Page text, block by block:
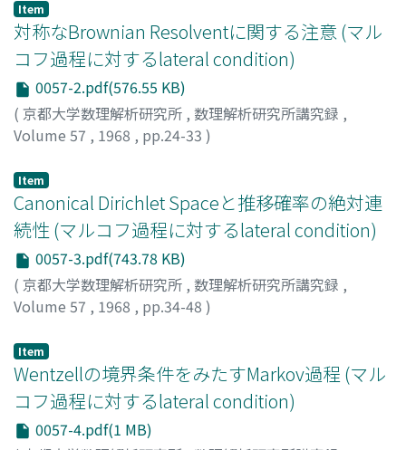
Item
対称なBrownian Resolventに関する注意 (マル
コフ過程に対するlateral condition)
0057-2.pdf(576.55 KB)
( 京都大学数理解析研究所 , 数理解析研究所講究録 ,
Volume 57 , 1968 , pp.24-33 )
Item
Canonical Dirichlet Spaceと推移確率の絶対連
続性 (マルコフ過程に対するlateral condition)
0057-3.pdf(743.78 KB)
( 京都大学数理解析研究所 , 数理解析研究所講究録 ,
Volume 57 , 1968 , pp.34-48 )
Item
Wentzellの境界条件をみたすMarkov過程 (マル
コフ過程に対するlateral condition)
0057-4.pdf(1 MB)